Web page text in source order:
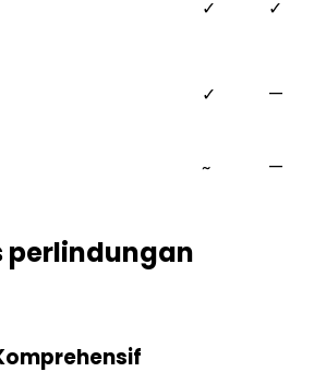
✓ ✓
✓ —
~ —
perlindungan